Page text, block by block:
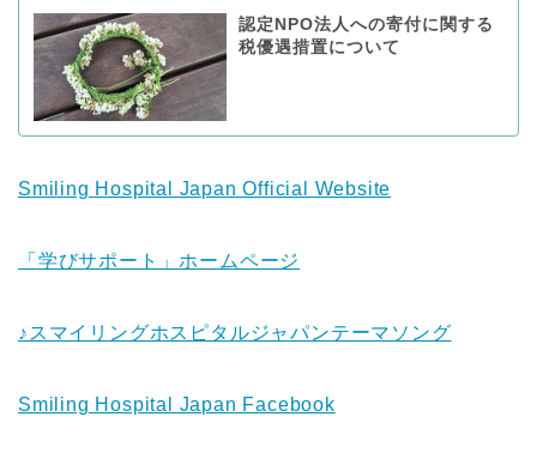
認定NPO法人への寄付に関する
税優遇措置について
Smiling Hospital Japan Official Website
「学びサポート」ホームページ
♪スマイリングホスピタルジャパンテーマソング
Smiling Hospital Japan Facebook